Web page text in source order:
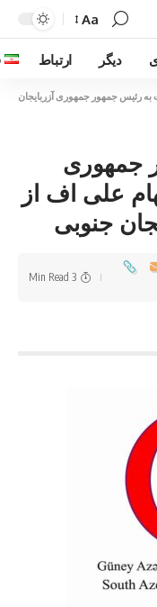
Aa
دیگر ارتباط
رئیس جمهور جمهوری آزربایجان،
جمهوری
علی اف از
جنوبی
3 Min Read